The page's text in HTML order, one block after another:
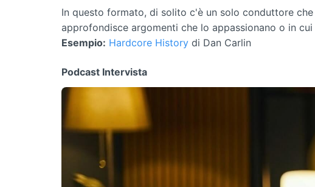
In questo formato, di solito c'è un solo conduttore
approfondisce argomenti che lo appassionano o in
Esempio: Hardcore Historydi Dan Carlin
Podcast Intervista